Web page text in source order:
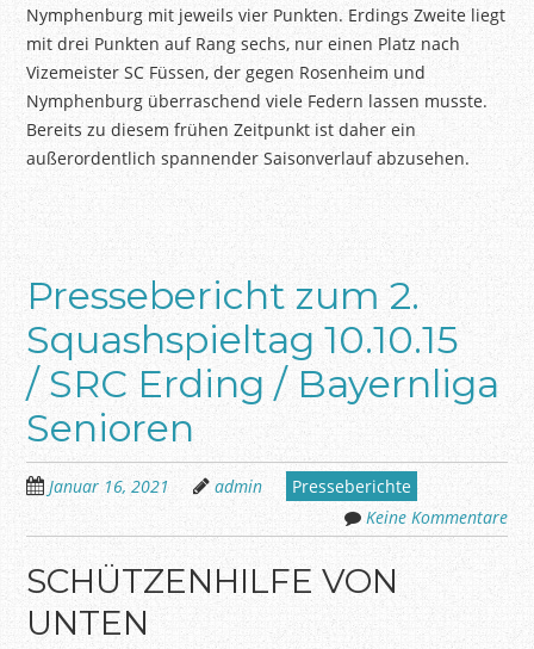
Nymphenburg mit jeweils vier Punkten. Erdings Zweite liegt
mit drei Punkten auf Rang sechs, nur einen Platz nach
Vizemeister SC Füssen, der gegen Rosenheim und
Nymphenburg überraschend viele Federn lassen musste.
Bereits zu diesem frühen Zeitpunkt ist daher ein
außerordentlich spannender Saisonverlauf abzusehen.
Pressebericht zum 2.
Squashspieltag 10.10.15
/ SRC Erding / Bayernliga
Senioren
Januar 16, 2021 admin
Presseberichte
Keine Kommentare
SCHÜTZENHILFE VON
UNTEN